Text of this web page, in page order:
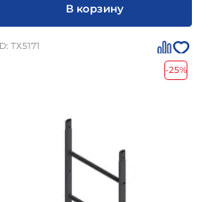
В корзину
ТХ5171
-25%